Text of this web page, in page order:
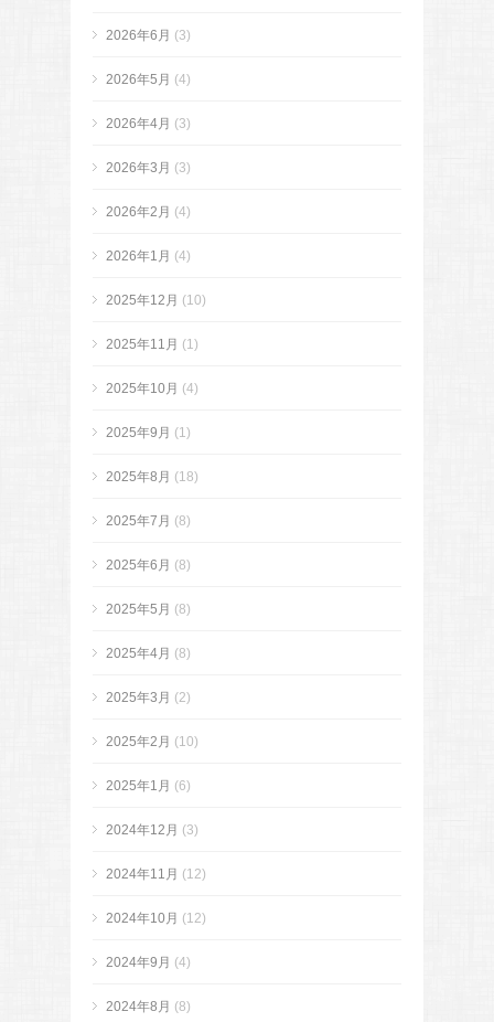
2026年6月 (3)
2026年5月 (4)
2026年4月 (3)
2026年3月 (3)
2026年2月 (4)
2026年1月 (4)
2025年12月 (10)
2025年11月 (1)
2025年10月 (4)
2025年9月 (1)
2025年8月 (18)
2025年7月 (8)
2025年6月 (8)
2025年5月 (8)
2025年4月 (8)
2025年3月 (2)
2025年2月 (10)
2025年1月 (6)
2024年12月 (3)
2024年11月 (12)
2024年10月 (12)
2024年9月 (4)
2024年8月 (8)